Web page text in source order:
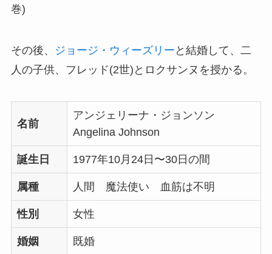
巻)
その後、 ジョージ・ウィーズリー と結婚して、二
人の子供、フレッド(2世)とロクサンヌを授かる。
名前
アンジェリーナ・ジョンソン
Angelina Johnson
誕生日 1977年10月24日〜30日の間
属種 人間 魔法使い 血筋は不明
性別 女性
婚姻 既婚